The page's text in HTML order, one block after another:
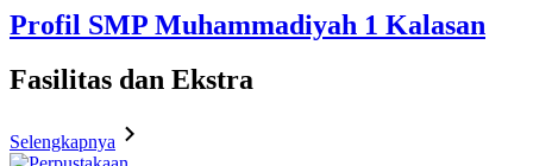
Profil SMP Muhammadiyah 1 Kalasan
Fasilitas dan Ekstra
Selengkapnya